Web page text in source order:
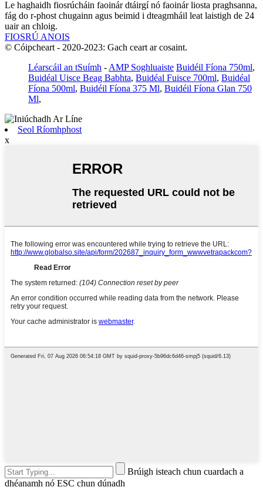
Le haghaidh fiosrúcháin faoinár dtáirgí nó faoinár liosta praghsanna,
fág do r-phost chugainn agus beimid i dteagmháil leat laistigh de 24
uair an chloig.
FIOSRÚ ANOIS
© Cóipcheart - 2020-2023: Gach ceart ar cosaint.
Léarscáil an tSuímh - AMP Soghluaiste Buidéil Fíona 750ml,
Buidéal Uisce Beag Babhta, Buidéal Fuisce 700ml, Buidéal
Fíona 500ml, Buidéil Fíona 375 Ml, Buidéil Fíona Glan 750
Ml,
Seol Ríomhphost
x
Brúigh isteach chun cuardach a
dhéanamh nó ESC chun dúnadh